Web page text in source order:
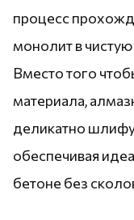
процесс
монолит в
Вместо того
материала,
деликатно
обеспечивая
бетоне без